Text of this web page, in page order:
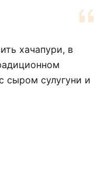
хачапури, в
сыром сулугуни и